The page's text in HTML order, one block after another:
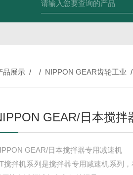
PAV320-1.3 （with
品展示 / / NIPPON GEAR齿轮工业 /
GEAR/日本搅拌
GEAR/日本搅拌器专用减速机
搅拌机系列是搅拌器专用减速机系列